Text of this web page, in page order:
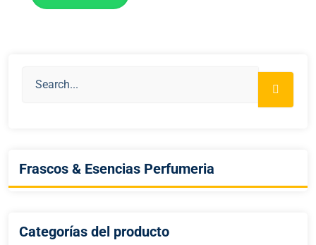
Frascos & Esencias Perfumeria
Categorías del producto